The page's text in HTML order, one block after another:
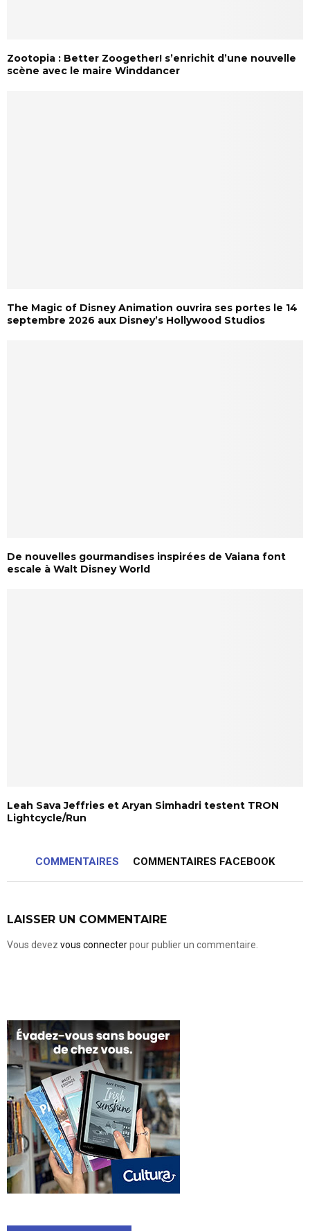
Zootopia : Better Zoogether! s’enrichit d’une nouvelle
scène avec le maire Winddancer
The Magic of Disney Animation ouvrira ses portes le 14
septembre 2026 aux Disney’s Hollywood Studios
De nouvelles gourmandises inspirées de Vaiana font
escale à Walt Disney World
Leah Sava Jeffries et Aryan Simhadri testent TRON
Lightcycle/Run
COMMENTAIRES COMMENTAIRES FACEBOOK
LAISSER UN COMMENTAIRE
Vous devez vous connecterpour publier un commentaire.